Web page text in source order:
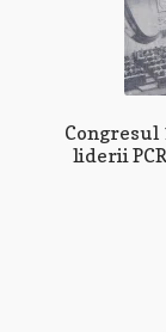
Congresul
liderii